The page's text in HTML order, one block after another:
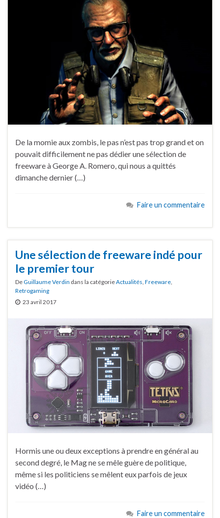
De la momie aux zombis, le pas n’est pas trop grand et on
pouvait difficilement ne pas dédier une sélection de
freeware à George A. Romero, qui nous a quittés
dimanche dernier (…)
Faire un commentaire
Une sélection de freeware indé pour
le premier tour
DeGuillaume Verdin dans la catégorieActualités Freeware
Retrogaming
23 avril 2017
Hormis une ou deux exceptions à prendre en général au
second degré, le Mag ne se mêle guère de politique,
même si les politiciens se mêlent eux parfois de jeux
vidéo (…)
Faire un commentaire